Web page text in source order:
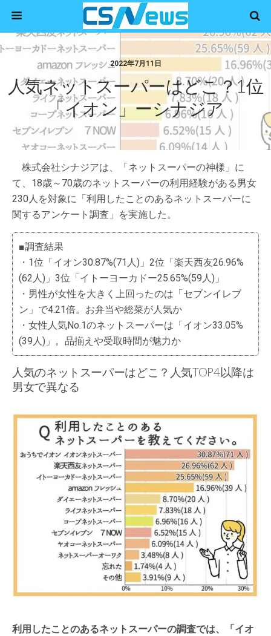
2022年7月11日
人気ネットスーパーはどこ？1位
「イオン」ーシナジア
株式会社シナジアは、「ネットスーパーの神様」に
て、18歳～70歳のネットスーパーの利用経験がある男女
230人を対象に「利用したことのあるネットスーパーに
関するアンケート調査」を実施した。
■調査結果
・1位「イオン30.87%(71人)」2位「楽天西友26.96%
(62人)」3位「イトーヨーカドー25.65%(59人)」
・男性が女性を大きく上回ったのは「セブンイレブ
ン」で4.21倍。お弁当や総菜が人気か
・女性人気No.1のネットスーパーは「イオン33.05%
(39人)」。品揃えや受取時間が魅力か
人気のネットスーパーはどこ？人気TOP4以降は
男女で異なる
利用したことのあるネットスーパーの調査では、「イオ